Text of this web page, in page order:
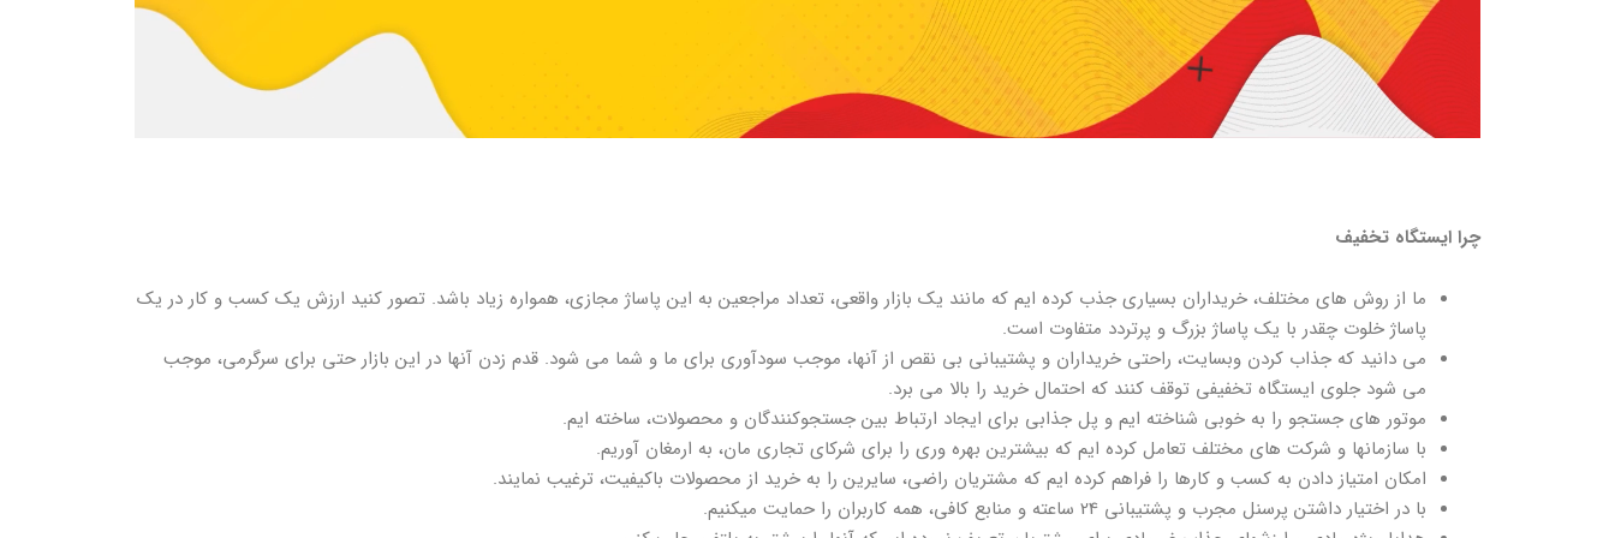
چرا ایستگاه تخفیف
ما از روش های مختلف، خریداران بسیاری جذب کرده ایم که مانند یک بازار واقعی، تعداد مراجعین به این پاساژ مجازی، همواره زیاد باشد. تصور کنید ارزش یک کسب و کار در یک
پاساژ خلوت چقدر با یک پاساژ بزرگ و پرتردد متفاوت است.
می دانید که جذاب کردن وبسایت، راحتی خریداران و پشتیبانی بی نقص از آنها، موجب سودآوری برای ما و شما می شود. قدم زدن آنها در این بازار حتی برای سرگرمی، موجب
می شود جلوی ایستگاه تخفیفی توقف کنند که احتمال خرید را بالا می برد.
موتور های جستجو را به خوبی شناخته ایم و پل جذابی برای ایجاد ارتباط بین جستجوکنندگان و محصولات، ساخته ایم.
با سازمانها و شرکت های مختلف تعامل کرده ایم که بیشترین بهره وری را برای شرکای تجاری مان، به ارمغان آوریم.
امکان امتیاز دادن به کسب و کارها را فراهم کرده ایم که مشتریان راضی، سایرین را به خرید از محصولات باکیفیت، ترغیب نمایند.
با در اختیار داشتن پرسنل مجرب و پشتیبانی 24 ساعته و منابع کافی، همه کاربران را حمایت میکنیم.